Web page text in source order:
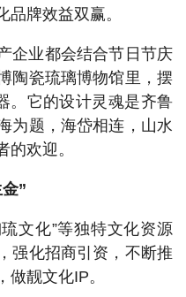
牌效益双赢。
企业都会结合节日节庆
陶瓷琉璃博物馆里，摆
。它的设计灵魂是齐鲁
为题，海岱相连，山水
欢迎。
”
文化”等独特文化资源
强化招商引资，不断推
靓文化IP。